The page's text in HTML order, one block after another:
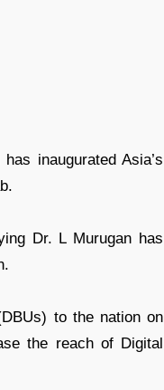
inaugurated Asia’s
Dr. L Murugan has
to the nation on
the reach of Digital